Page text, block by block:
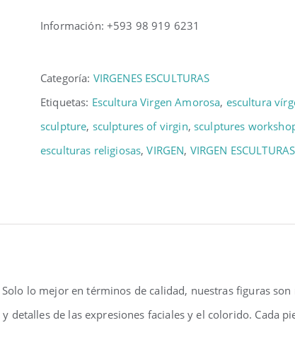
Información: +593 98 919 6231
Categoría: VIRGENES ESCULTURAS
Etiquetas: Escultura Virgen Amorosa, escultura
sculpture, sculptures of virgin, sculptures
esculturas religiosas,VIRGEN, VIRGEN ESCULTURAS
Solo lo mejor en términos de calidad, nuestras figuras
detalles de las expresiones faciales y el colorido. Cada